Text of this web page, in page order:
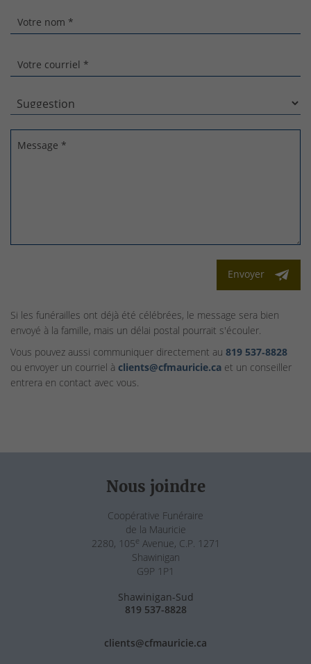
Votre nom *
Votre courriel *
Message *
Envoyer
Si les funérailles ont déjà été célébrées, le message sera bien
envoyé à la famille, mais un délai postal pourrait s'écouler.
Vous pouvez aussi communiquer directement au 819 537‑8828
ou envoyer un courriel à clients@cfmauricie.ca et un conseiller
entrera en contact avec vous.
Nous joindre
Coopérative Funéraire
de la Mauricie
2280, 105e Avenue, C.P. 1271
Shawinigan
G9P 1P1
Shawinigan-Sud
819 537-8828
clients@cfmauricie.ca